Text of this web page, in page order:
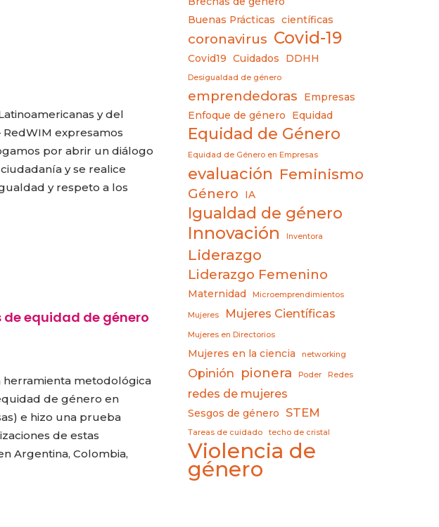
y del
RedWIM expresamos
por abrir un diálogo
y se realice
y respeto a los
equidad de género
metodológica
de género en
e hizo una prueba
de estas
Argentina, Colombia,
Buenas Prácticas
científicas
coronavirus Covid-19
Covid19 Cuidados DDHH
Desigualdad de género
emprendedoras
Empresas
Enfoque de género
Equidad
Equidad de Género
Equidad de Género en Empresas
evaluación Feminismo
Género IA
Igualdad de género
Innovación Inventora
Liderazgo
Liderazgo Femenino
Maternidad Microemprendimientos
Mujeres Mujeres Científicas
Mujeres en Directorios
Mujeres en la ciencia networking
Opinión pionera Poder Redes
redes de mujeres
Sesgos de género STEM
Tareas de cuidado techo de cristal
Violencia de
género